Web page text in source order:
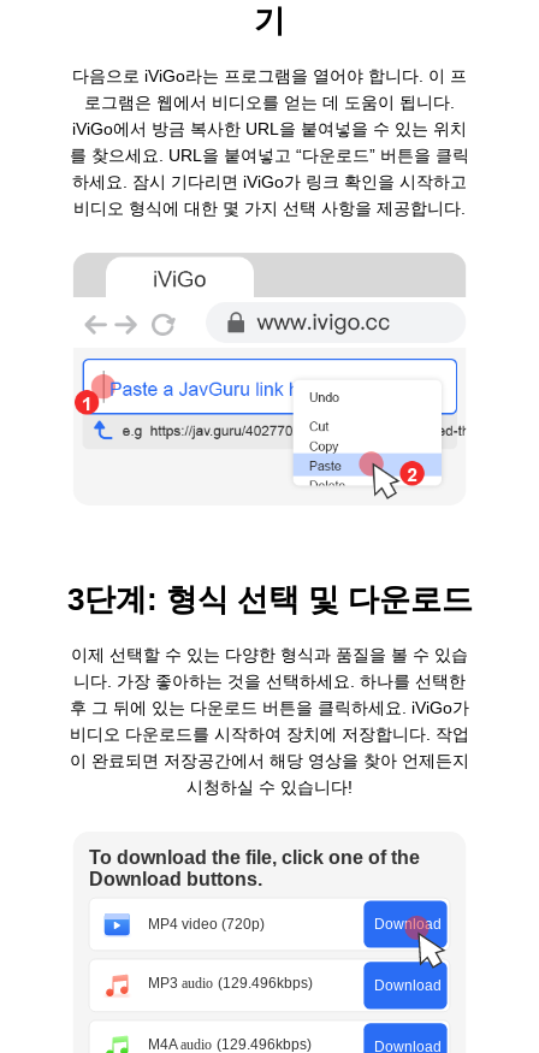
기
다음으로 iViGo라는 프로그램을 열어야 합니다. 이 프
로그램은 웹에서 비디오를 얻는 데 도움이 됩니다.
iViGo에서 방금 복사한 URL을 붙여넣을 수 있는 위치
를 찾으세요. URL을 붙여넣고 “다운로드” 버튼을 클릭
하세요. 잠시 기다리면 iViGo가 링크 확인을 시작하고
비디오 형식에 대한 몇 가지 선택 사항을 제공합니다.
3단계: 형식 선택 및 다운로드
이제 선택할 수 있는 다양한 형식과 품질을 볼 수 있습
니다. 가장 좋아하는 것을 선택하세요. 하나를 선택한
후 그 뒤에 있는 다운로드 버튼을 클릭하세요. iViGo가
비디오 다운로드를 시작하여 장치에 저장합니다. 작업
이 완료되면 저장공간에서 해당 영상을 찾아 언제든지
시청하실 수 있습니다!